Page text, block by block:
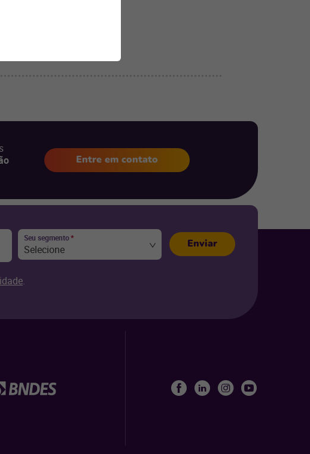
Entre em contato
Seu segmento*
Selecione
.
Enviar